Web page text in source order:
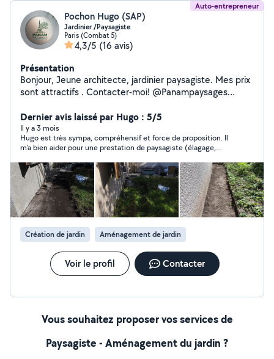
Auto-entrepreneur
Pochon Hugo (SAP)
Jardinier /Paysagiste
Paris (Combat 5)
4,3/5 (16 avis)
Présentation
Bonjour, Jeune architecte, jardinier paysagiste. Mes prix
sont attractifs . Contacter-moi! @Panampaysages
Dernier avis laissé par Hugo : 5/5
Il y a 3 mois
Hugo est très sympa, compréhensif et force de proposition. Il
m'a bien aider pour une prestation de paysagiste (élagage,
Création de jardin Aménagement de jardin
Voir le profil Contacter
Vous souhaitez proposer vos services de
Paysagiste - Aménagement du jardin ?